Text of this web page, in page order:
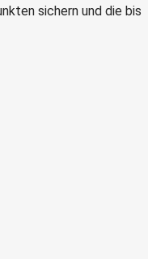
sichern und die bis